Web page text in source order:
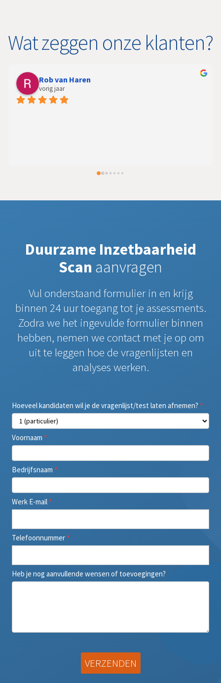
Wat zeggen onze klanten?
Rob van Haren
vorig jaar
Duurzame Inzetbaarheid
Scan aanvragen
Vul onderstaand formulier in en krijg
binnen 24 uur toegang tot je assessments.
Zodra we het ingevulde formulier binnen
hebben, nemen we contact met je op om
uit te leggen hoe de vragenlijsten en
analyses werken.
Aanvraag
assessment
(nieuw)
Hoeveel kandidaten wil je de vragenlijst/test laten afnemen? *
Voornaam *
Bedrijfsnaam *
Werk E-mail*
Telefoonnummer*
Heb je nog aanvullende wensen of toevoegingen?
VERZENDEN